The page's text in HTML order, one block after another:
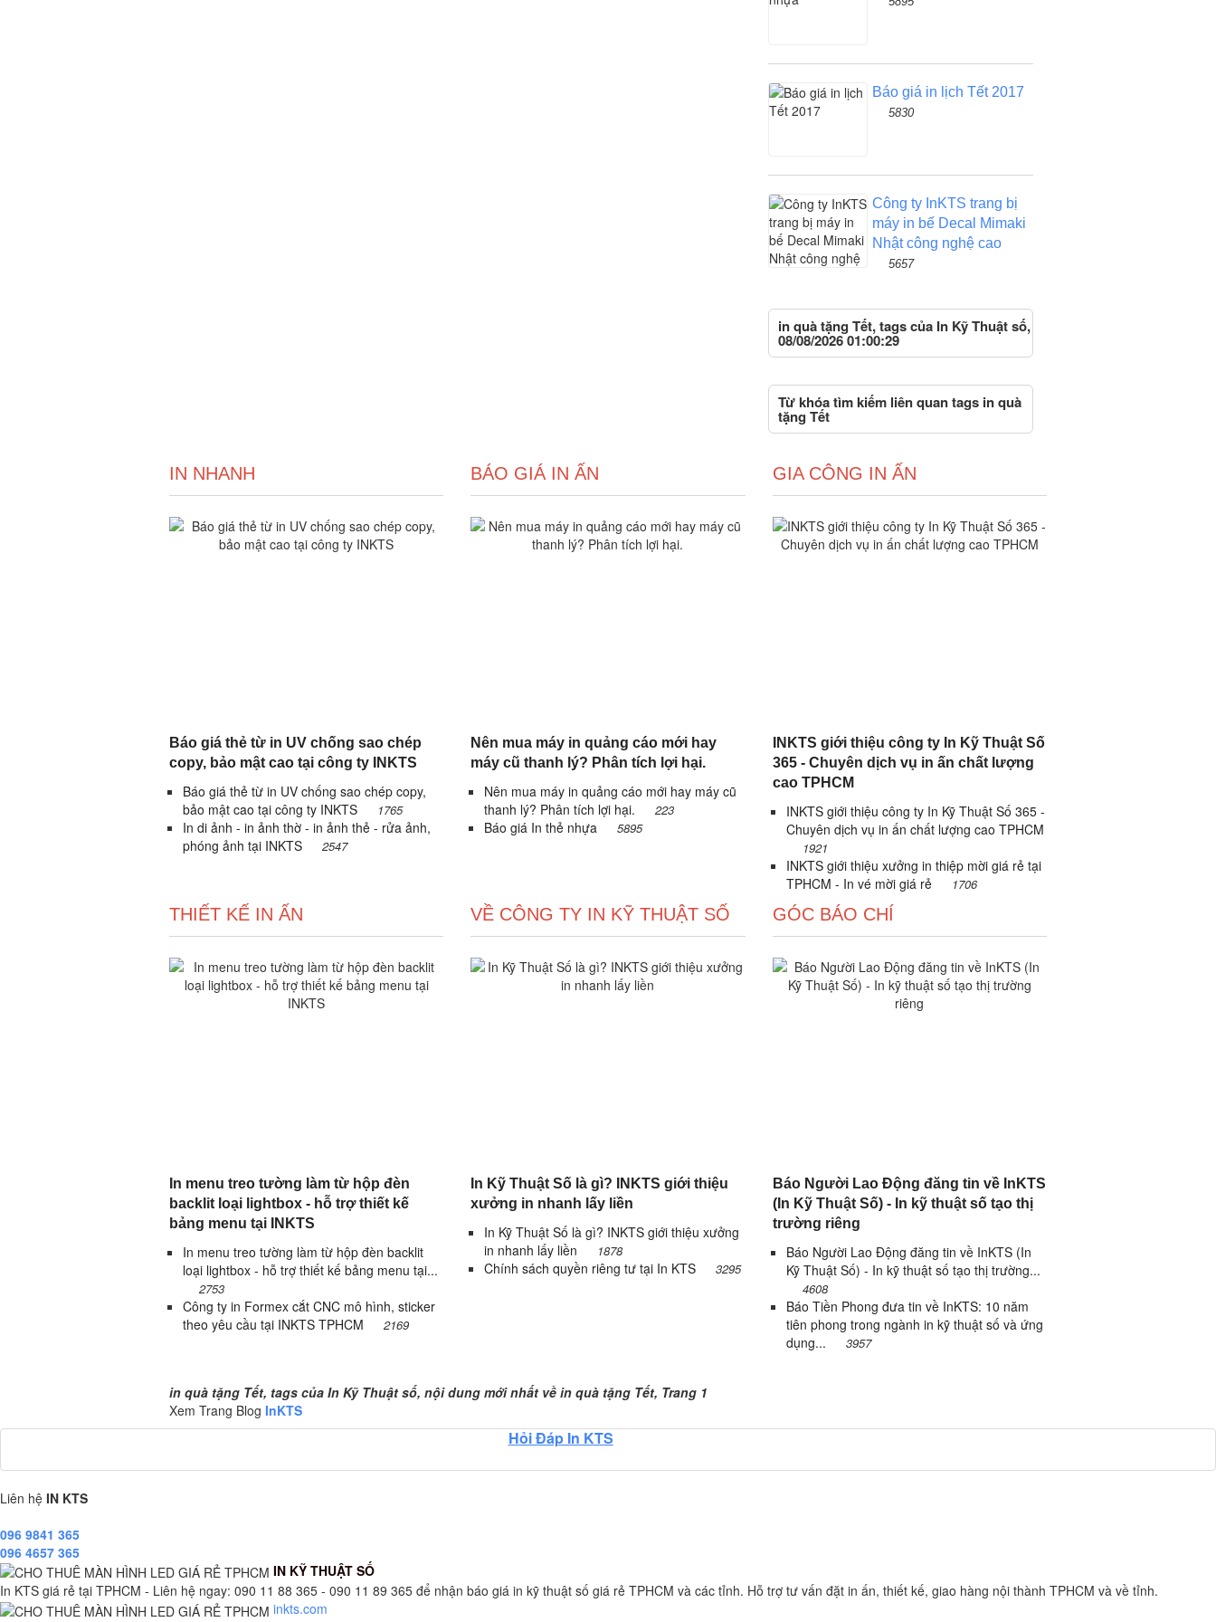
Báo giá in lịch Tết 2017
5830
Công ty InKTS trang bị
máy in bế Decal Mimaki
Nhật công nghệ cao
5657
in quà tặng Tết, tags của In Kỹ Thuật số,
08/08/2026 01:00:29
Từ khóa tìm kiếm liên quan tags in quà
tặng Tết
IN NHANH
Báo giá thẻ từ in UV chống sao chép
copy, bảo mật cao tại công ty INKTS
Báo giá thẻ từ in UV chống sao chép copy,
bảo mật cao tại công ty INKTS
1765
In di ảnh - in ảnh thờ - in ảnh thẻ - rửa ảnh,
phóng ảnh tại INKTS
2547
BÁO GIÁ IN ẤN
Nên mua máy in quảng cáo mới hay
máy cũ thanh lý? Phân tích lợi hại.
Nên mua máy in quảng cáo mới hay máy cũ
thanh lý? Phân tích lợi hại.
223
Báo giá In thẻ nhựa 5895
GIA CÔNG IN ẤN
INKTS giới thiệu công ty In Kỹ Thuật Số
365 - Chuyên dịch vụ in ấn chất lượng
cao TPHCM
INKTS giới thiệu công ty In Kỹ Thuật Số 365 -
Chuyên dịch vụ in ấn chất lượng cao TPHCM
1921
INKTS giới thiệu xưởng in thiệp mời giá rẻ tại
TPHCM - In vé mời giá rẻ
1706
THIẾT KẾ IN ẤN
In menu treo tường làm từ hộp đèn
backlit loại lightbox - hỗ trợ thiết kế
bảng menu tại INKTS
In menu treo tường làm từ hộp đèn backlit
loại lightbox - hỗ trợ thiết kế bảng menu tại...
2753
Công ty in Formex cắt CNC mô hình, sticker
theo yêu cầu tại INKTS TPHCM
2169
VỀ CÔNG TY IN KỸ THUẬT SỐ
In Kỹ Thuật Số là gì? INKTS giới thiệu
xưởng in nhanh lấy liền
In Kỹ Thuật Số là gì? INKTS giới thiệu xưởng
in nhanh lấy liền
1878
Chính sách quyền riêng tư tại In KTS 3295
GÓC BÁO CHÍ
Báo Người Lao Động đăng tin về InKTS
(In Kỹ Thuật Số) - In kỹ thuật số tạo thị
trường riêng
Báo Người Lao Động đăng tin về InKTS (In
Kỹ Thuật Số) - In kỹ thuật số tạo thị trường...
4608
Báo Tiền Phong đưa tin về InKTS: 10 năm
tiên phong trong ngành in kỹ thuật số và ứng
dụng...
3957
in quà tặng Tết, tags của In Kỹ Thuật số, nội dung mới nhất về in quà tặng Tết, Trang 1
Xem Trang Blog InKTS
Hỏi Đáp In KTS
Liên hệ IN KTS
096 9841 365
096 4657 365
IN KỸ THUẬT SỐ
In KTS giá rẻ tại TPHCM - Liên hệ ngay: 090 11 88 365 - 090 11 89 365 để nhận báo giá in kỹ thuật số giá rẻ TPHCM và các tỉnh. Hỗ trợ tư vấn đặt in ấn, thiết kế, giao hàng nội thành TPHCM và về tỉnh.
inkts.com